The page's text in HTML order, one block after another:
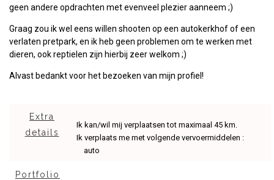
geen andere opdrachten met evenveel plezier aanneem ;)
Graag zou ik wel eens willen shooten op een autokerkhof of een
verlaten pretpark, en ik heb geen problemen om te werken met
dieren, ook reptielen zijn hierbij zeer welkom ;)
Alvast bedankt voor het bezoeken van mijn profiel!
Extra
details
Ik kan/wil mij verplaatsen tot maximaal 45 km.
Ik verplaats me met volgende vervoermiddelen :
auto
Portfolio